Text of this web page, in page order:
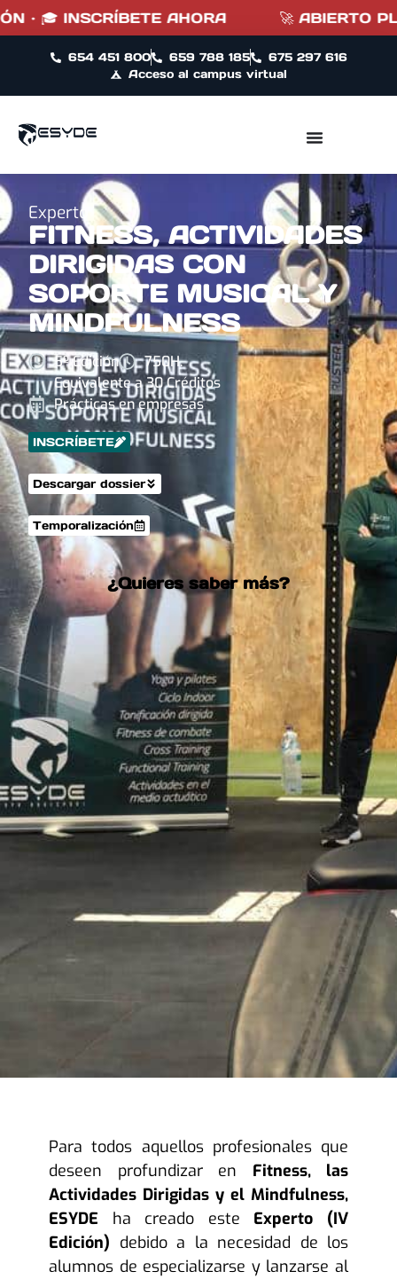
AHORA 🚀 ABIERTO PLAZO DE
654 451 800 659 788 185
675 297 616
Acceso al campus virtual
Experto
FITNESS, ACTIVIDADES
DIRIGIDAS CON
SOPORTE MUSICAL Y
MINDFULNESS
5º Edición
750H.
Equivalente a 30 Créditos
Prácticas en empresas
INSCRÍBETE
Descargar dossier
Temporalización
¿Quieres saber más?
Para todos aquellos profesionales que
deseen profundizar en Fitness, las
Actividades Dirigidas y el Mindfulness,
ESYDE ha creado este Experto (IV
Edición) debido a la necesidad de los
alumnos de especializarse y lanzarse al